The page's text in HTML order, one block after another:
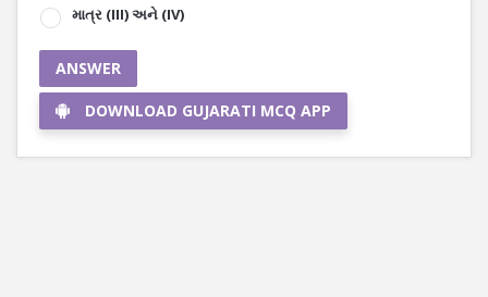
માત્ર (III) અને (IV)
ANSWER
DOWNLOAD GUJARATI MCQ APP